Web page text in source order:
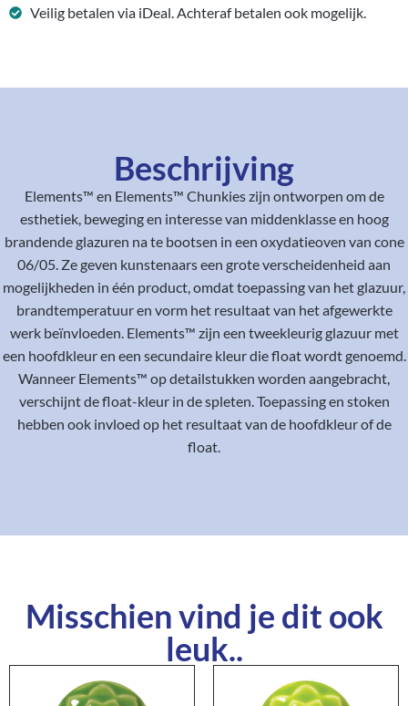
Veilig betalen via iDeal. Achteraf betalen ook mogelijk.
Beschrijving
Elements™ en Elements™ Chunkies zijn ontworpen om de
esthetiek, beweging en interesse van middenklasse en hoog
brandende glazuren na te bootsen in een oxydatieoven van cone
06/05. Ze geven kunstenaars een grote verscheidenheid aan
mogelijkheden in één product, omdat toepassing van het glazuur,
brandtemperatuur en vorm het resultaat van het afgewerkte
werk beïnvloeden. Elements™ zijn een tweekleurig glazuur met
een hoofdkleur en een secundaire kleur die float wordt genoemd.
Wanneer Elements™ op detailstukken worden aangebracht,
verschijnt de float-kleur in de spleten. Toepassing en stoken
hebben ook invloed op het resultaat van de hoofdkleur of de
float.
Misschien vind je dit ook
leuk..